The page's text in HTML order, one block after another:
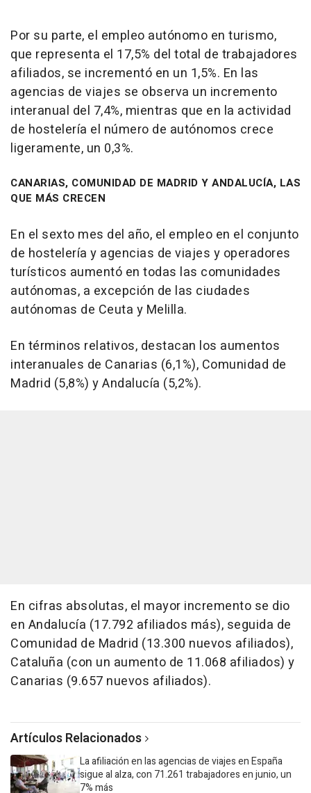
Por su parte, el empleo autónomo en turismo,
que representa el 17,5% del total de trabajadores
afiliados, se incrementó en un 1,5%. En las
agencias de viajes se observa un incremento
interanual del 7,4%, mientras que en la actividad
de hostelería el número de autónomos crece
ligeramente, un 0,3%.
CANARIAS, COMUNIDAD DE MADRID Y ANDALUCÍA, LAS
QUE MÁS CRECEN
En el sexto mes del año, el empleo en el conjunto
de hostelería y agencias de viajes y operadores
turísticos aumentó en todas las comunidades
autónomas, a excepción de las ciudades
autónomas de Ceuta y Melilla.
En términos relativos, destacan los aumentos
interanuales de Canarias (6,1%), Comunidad de
Madrid (5,8%) y Andalucía (5,2%).
En cifras absolutas, el mayor incremento se dio
en Andalucía (17.792 afiliados más), seguida de
Comunidad de Madrid (13.300 nuevos afiliados),
Cataluña (con un aumento de 11.068 afiliados) y
Canarias (9.657 nuevos afiliados).
Artículos Relacionados
La afiliación en las agencias de viajes en España
sigue al alza, con 71.261 trabajadores en junio, un
7% más